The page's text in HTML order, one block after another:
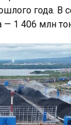
года. В
— 1 406 млн